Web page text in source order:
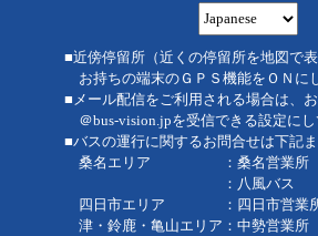
■近傍停留所（近くの停留所を地図で表
お持ちの端末のＧＰＳ機能をＯＮに
■メール配信をご利用される場合は、お
＠bus-vision.jpを受信できる設定にし
■バスの運行に関するお問合せは下記ま
桑名エリア ：桑名営業所
：八風バス 0594-
四日市エリア ：四日市営業所
津・鈴鹿・亀山エリア：中勢営業